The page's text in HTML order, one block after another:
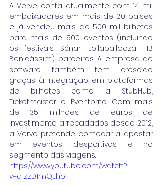
A Verve conta atualmente com 14 mil
embaixadores em mais de 20 países
e já vendeu mais de 500 mil bilhetes
para mais de 500 eventos (incluindo
os festivais: Sónar, Lollapallooza, FIB
Benicàssim) parceiros. A empresa de
software também tem crescido
graças à integração em plataformas
de bilhetes como a StubHub,
Ticketmaster e Eventbrite. Com mais
de 35 milhões de euros de
investimento arrecadados desde 2012,
a Verve pretende começar a apostar
em eventos desportivos e no
segmento das viagens.
https://www.youtube.com/watch?
v=a1ZzD1mQEho